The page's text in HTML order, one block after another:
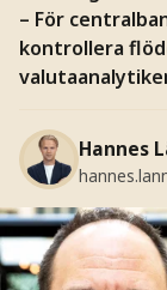
– För
kontrollera
Hannes